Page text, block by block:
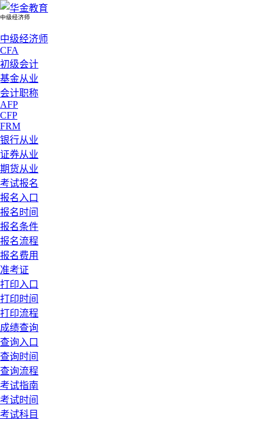
中级经济师
中级经济师
CFA
初级会计
基金从业
会计职称
AFP
CFP
FRM
银行从业
证券从业
期货从业
考试报名
报名入口
报名时间
报名条件
报名流程
报名费用
准考证
打印入口
打印时间
打印流程
成绩查询
查询入口
查询时间
查询流程
考试指南
考试时间
考试科目